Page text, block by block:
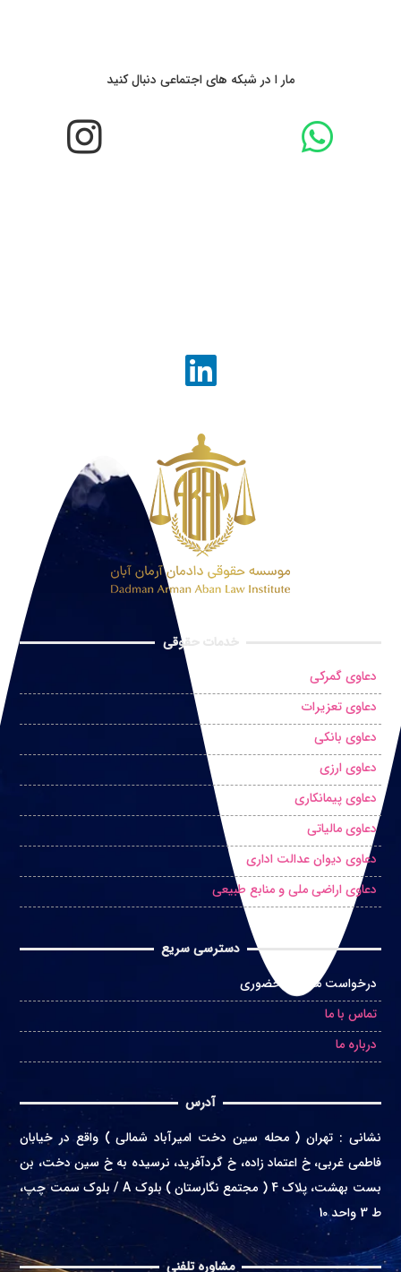
مار ا در شبکه های اجتماعی دنبال کنید
خدمات حقوقی
دعاوی گمرکی
دعاوی تعزیرات
دعاوی بانکی
دعاوی ارزی
دعاوی پیمانکاری
دعاوی مالیاتی
دعاوی دیوان عدالت اداری
دعاوی اراضی ملی و منابع طبیعی
دسترسی سریع
درخواست مشاوره حضوری
تماس با ما
درباره ما
آدرس
نشانی : تهران ( محله سین دخت امیرآباد شمالی ) واقع در خیابان
فاطمی غربی، خ اعتماد زاده، خ گردآفرید، نرسیده به خ سین دخت، بن
بست بهشت، پلاک 4 ( مجتمع نگارستان ) بلوک A / بلوک سمت چپ،
ط 3 واحد 10
مشاوره تلفنی